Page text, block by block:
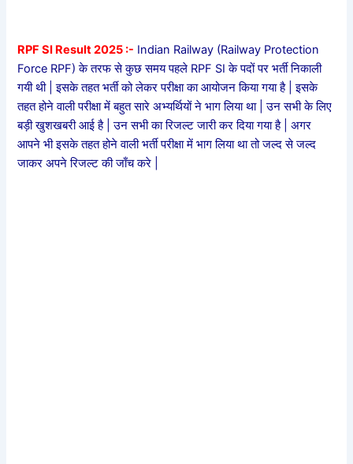
RPF SI Result 2025 :- Indian Railway (Railway Protection
Force RPF) के तरफ से कुछ समय पहले RPF SI के पदों पर भर्ती निकाली
गयी थी | इसके तहत भर्ती को लेकर परीक्षा का आयोजन किया गया है | इसके
तहत होने वाली परीक्षा में बहुत सारे अभ्यर्थियों ने भाग लिया था | उन सभी के लिए
बड़ी खुशखबरी आई है | उन सभी का रिजल्ट जारी कर दिया गया है | अगर
आपने भी इसके तहत होने वाली भर्ती परीक्षा में भाग लिया था तो जल्द से जल्द
जाकर अपने रिजल्ट की जाँच करे |